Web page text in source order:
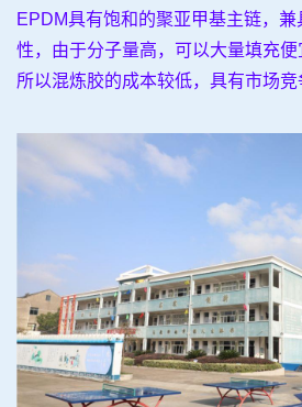
EPDM具有饱和的聚亚甲基主链，
性，由于分子量高，可以大量填充便
所以混炼胶的成本较低，具有市场竞